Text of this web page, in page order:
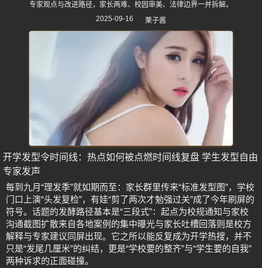
专家观点与改进路径，家长两难、校园审美、法律边界一并拆解。
2025-09-16
栗子酱
开学发型令时间线：热点如何被点燃时间线复盘 学生发型自由
专家发声
每到九月“理发季”就如期而至：家长群里传来“标准发型图”，学校
门口上演“头发复检”，有娃“剪了两次才勉强过关”成了今年刷屏的
符号。话题的发酵路径基本是“三段式”：起点为校规通知与家校
沟通截图扩散来自各地案例的集中曝光与家长吐槽回落则是校方
解释与专家建议同屏出现。它之所以能反复成为开学热搜，并不
只是“发尾几厘米”的纠结，更是“学校要的整齐”与“学生要的自我”
两种诉求的正面碰撞。